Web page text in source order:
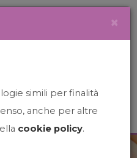
×
simili per finalità
anche per altre
cookie policy.